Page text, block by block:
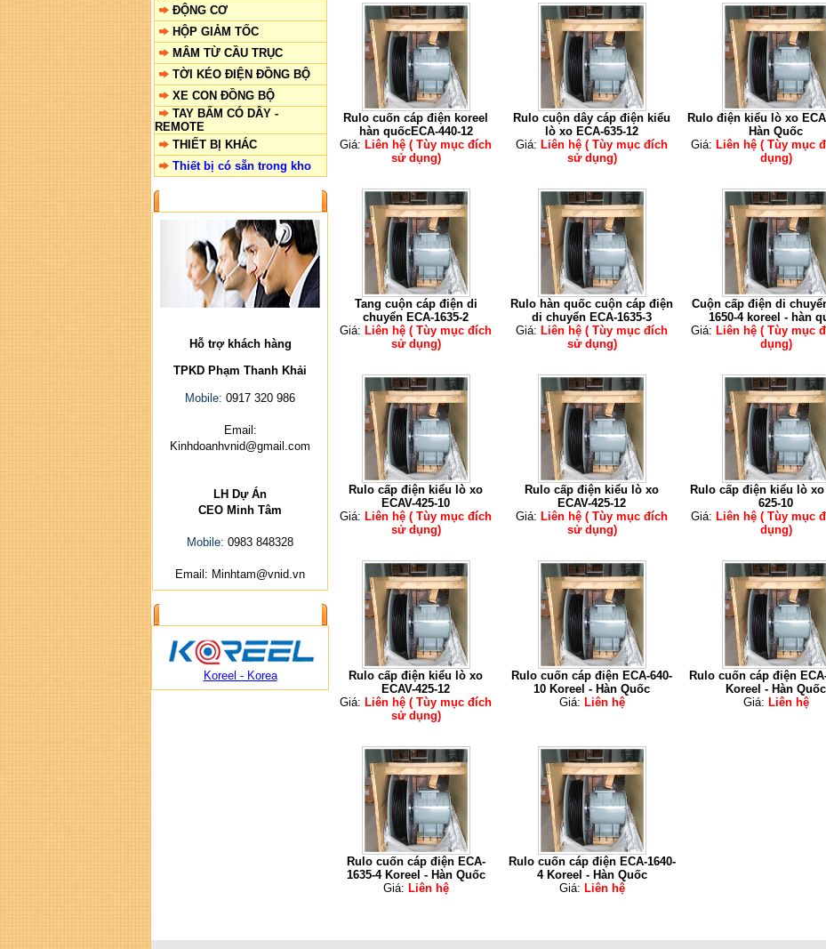
ĐỘNG CƠ
HỘP GIẢM TỐC
MÂM TỪ CẦU TRỤC
TỜI KÉO ĐIỆN ĐỒNG BỘ
XE CON ĐỒNG BỘ
TAY BẤM CÓ DÂY -
REMOTE
THIẾT BỊ KHÁC
Thiết bị có sẵn trong kho
Hỗ trợ khách hàng
TPKD Phạm Thanh Khải
Mobile: 0917 320 986
Email:
Kinhdoanhvnid@gmail.com
LH Dự Án
CEO Minh Tâm
Mobile: 0983 848328
Email: Minhtam@vnid.vn
Koreel - Korea
Rulo cuốn cáp điện koreel
hàn quốcECA-440-12
Giá: Liên hệ ( Tùy mục đích
sử dụng)
Rulo cuộn dây cáp điện kiểu
lò xo ECA-635-12
Giá: Liên hệ ( Tùy mục đích
sử dụng)
Rulo điện kiểu lò xo
Hàn Quốc
Giá: Liên hệ ( Tùy mục
dụng)
Tang cuộn cáp điện di
chuyển ECA-1635-2
Giá: Liên hệ ( Tùy mục đích
sử dụng)
Rulo hàn quốc cuộn cáp điện
di chuyển ECA-1635-3
Giá: Liên hệ ( Tùy mục đích
sử dụng)
Cuộn cấp điện di
1650-4 koreel - hàn
Giá: Liên hệ ( Tùy mục
dụng)
Rulo cấp điện kiểu lò xo
ECAV-425-10
Giá: Liên hệ ( Tùy mục đích
sử dụng)
Rulo cấp điện kiểu lò xo
ECAV-425-12
Giá: Liên hệ ( Tùy mục đích
sử dụng)
Rulo cấp điện kiểu lò xo
625-10
Giá: Liên hệ ( Tùy mục
dụng)
Rulo cấp điện kiểu lò xo
ECAV-425-12
Giá: Liên hệ ( Tùy mục đích
sử dụng)
Rulo cuốn cáp điện ECA-640-
10 Koreel - Hàn Quốc
Giá: Liên hệ
Rulo cuốn cáp điện
Koreel - Hàn Quốc
Giá: Liên hệ
Rulo cuốn cáp điện ECA-
1635-4 Koreel - Hàn Quốc
Giá: Liên hệ
Rulo cuốn cáp điện ECA-1640-
4 Koreel - Hàn Quốc
Giá: Liên hệ